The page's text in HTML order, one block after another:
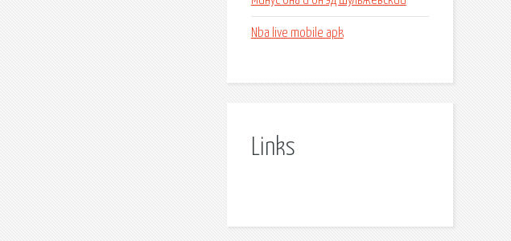
Nba live mobile apk
Links